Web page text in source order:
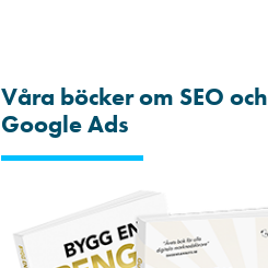
Våra böcker om SEO och
Google Ads